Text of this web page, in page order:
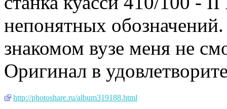
непонятных
знакомом вузе меня не
Оригинал в
http://photoshare.ru/album319188.html